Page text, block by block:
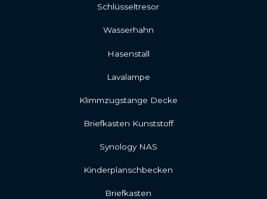
Schlüsseltresor
Wasserhahn
Hasenstall
Lavalampe
Klimmzugstange Decke
Briefkasten Kunststoff
Synology NAS
Kinderplanschbecken
Briefkasten